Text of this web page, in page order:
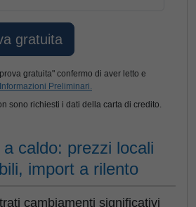
gratuita" confermo di aver letto e
Preliminari.
sono richiesti i dati della carta di credito.
caldo: prezzi locali
import a rilento
cambiamenti significativi